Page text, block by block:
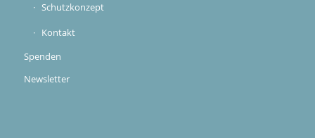
Schutzkonzept
Kontakt
Spenden
Newsletter